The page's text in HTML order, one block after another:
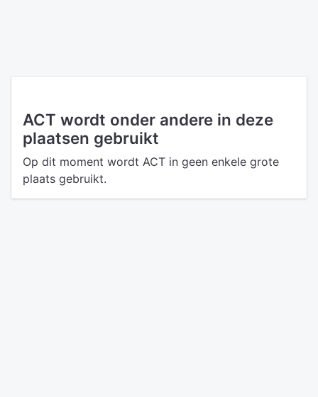
ACT wordt onder andere in deze
plaatsen gebruikt
Op dit moment wordt ACT in geen enkele grote
plaats gebruikt.